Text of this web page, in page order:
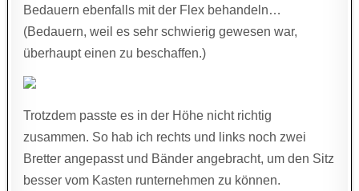
Bedauern ebenfalls mit der Flex behandeln…
(Bedauern, weil es sehr schwierig gewesen war,
überhaupt einen zu beschaffen.)
Trotzdem passte es in der Höhe nicht richtig
zusammen. So hab ich rechts und links noch zwei
Bretter angepasst und Bänder angebracht, um den Sitz
besser vom Kasten runternehmen zu können.